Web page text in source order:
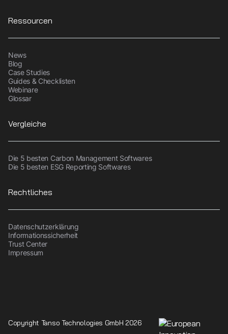
Ressourcen
News
Blog
Case Studies
Guides & Checklisten
Webinare
Glossar
Vergleiche
Die 5 besten Carbon Management Softwares
Die 5 besten ESG Reporting Softwares
Rechtliches
Datenschutzerklärung
Informationssicherheit
Trust Center
Impressum
Copyright Tanso Technologies GmbH 2026